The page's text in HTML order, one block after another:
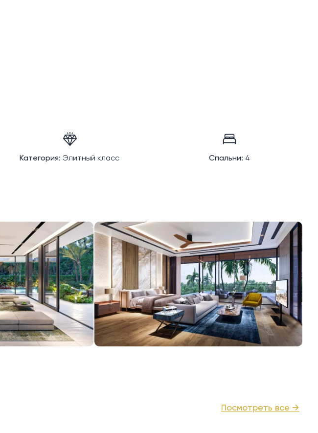
Категория: Элитный класс Спальни: 4
Посмотреть все →